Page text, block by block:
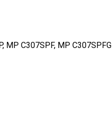
MP C307SPF, MP C307SPFG